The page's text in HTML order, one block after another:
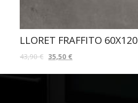
LLORET FRAFFITO 60X120
43,90€ 35,50 €